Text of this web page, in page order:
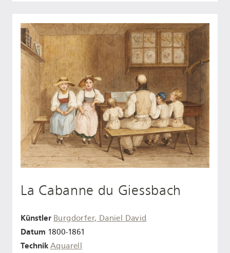
La Cabanne du Giessbach
Künstler Burgdorfer, Daniel David
Datum 1800-1861
Technik Aquarell